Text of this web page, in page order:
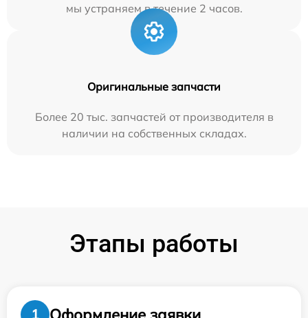
мы устраняем в течение 2 часов.
Оригинальные запчасти
Более 20 тыс. запчастей от производителя в
наличии на собственных складах.
Этапы работы
1